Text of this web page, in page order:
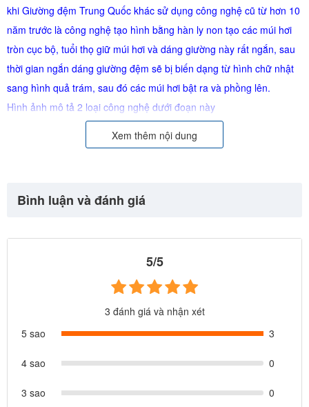
khi Giường đệm Trung Quốc khác sử dụng công nghệ cũ từ hơn 10
năm trước là công nghệ tạo hình bằng hàn ly non tạo các múi hơi
tròn cục bộ, tuổi thọ giữ múi hơi và dáng giường này rất ngắn, sau
thời gian ngắn dáng giường đệm sẽ bị biến dạng từ hình chữ nhật
sang hình quả trám, sau đó các múi hơi bật ra và phồng lên.
Hình ảnh mô tả 2 loại công nghệ dưới đoạn này
3. Tuổi thọ giường đệm hơi INTEX gấp 10 giường đệm hơi Trung
Quốc khác (nếu dùng liên tục giường đệm hơi INTEX bạn có thể
tạo hình múi hơi tốt cho sức khoẻ của người sử dụng, bạn có thể
tùy chỉnh độ căng, mềm phù hợp cơ thể, cho bạn giấc ngủ ngon và
Chúng tôi có nhiều chi nhánh và địa chỉ rõ ràng trên toàn quốc để
bảo hành cho bạn, trong khi các đơn vị bán hàng khác không có
địa chỉ rõ ràng, thường sẽ chỉ chịu trách nhiệm với bạn trong 1
Xem thêm nội dung
Bình luận và đánh giá
5/5
3 đánh giá và nhận xét
5 sao
3
4 sao 0
3 sao 0